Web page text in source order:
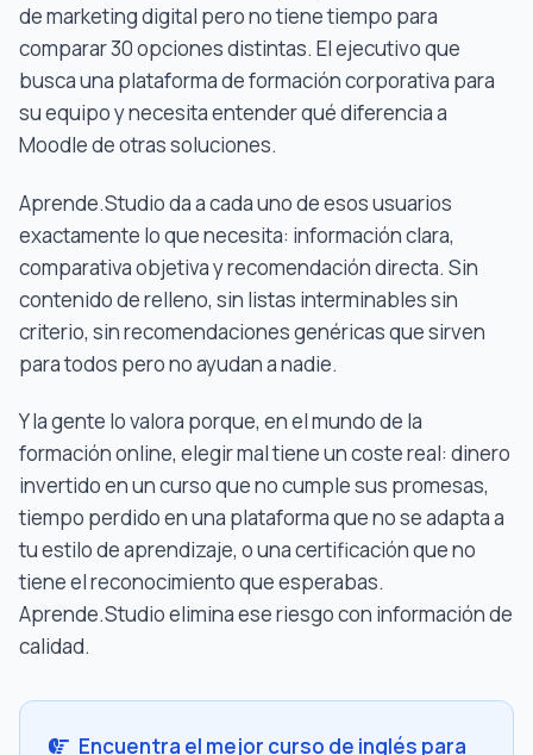
de marketing digital pero no tiene tiempo para
comparar 30 opciones distintas. El ejecutivo que
busca una plataforma de formación corporativa para
su equipo y necesita entender qué diferencia a
Moodle de otras soluciones.
Aprende.Studio da a cada uno de esos usuarios
exactamente lo que necesita: información clara,
comparativa objetiva y recomendación directa. Sin
contenido de relleno, sin listas interminables sin
criterio, sin recomendaciones genéricas que sirven
para todos pero no ayudan a nadie.
Y la gente lo valora porque, en el mundo de la
formación online, elegir mal tiene un coste real: dinero
invertido en un curso que no cumple sus promesas,
tiempo perdido en una plataforma que no se adapta a
tu estilo de aprendizaje, o una certificación que no
tiene el reconocimiento que esperabas.
Aprende.Studio elimina ese riesgo con información de
calidad.
Encuentra el mejor curso de inglés para